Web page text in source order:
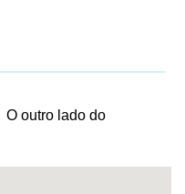
O outro lado do